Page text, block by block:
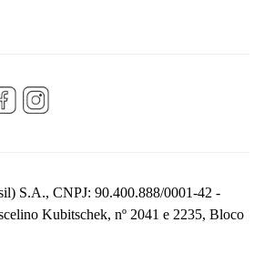
S.A., CNPJ: 90.400.888/0001-42 -
Kubitschek, nº 2041 e 2235, Bloco